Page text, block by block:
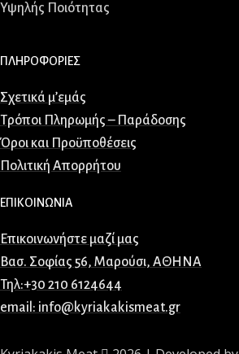
Υψηλής Ποιότητας
ΠΛΗΡΟΦΟΡΙΕΣ
Σχετικά μ’εμάς
Τρόποι Πληρωμής – Παράδοσης
Όροι και Προϋποθέσεις
Πολιτική Απορρήτου
ΕΠΙΚΟΙΝΩΝΙΑ
Επικοινωνήστε μαζί μας
Βασ. Σοφίας 56, Μαρούσι, ΑΘΗΝΑ
Τηλ:+30 210 6124644
email: info@kyriakakismeat.gr